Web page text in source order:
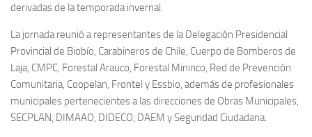
derivadas de la temporada invernal.
La jornada reunió a representantes de la Delegación Presidencial
Provincial de Biobío, Carabineros de Chile, Cuerpo de Bomberos de
Laja, CMPC, Forestal Arauco, Forestal Mininco, Red de Prevención
Comunitaria, Coopelan, Frontel y Essbio, además de profesionales
municipales pertenecientes a las direcciones de Obras Municipales,
SECPLAN, DIMAAO, DIDECO, DAEM y Seguridad Ciudadana.